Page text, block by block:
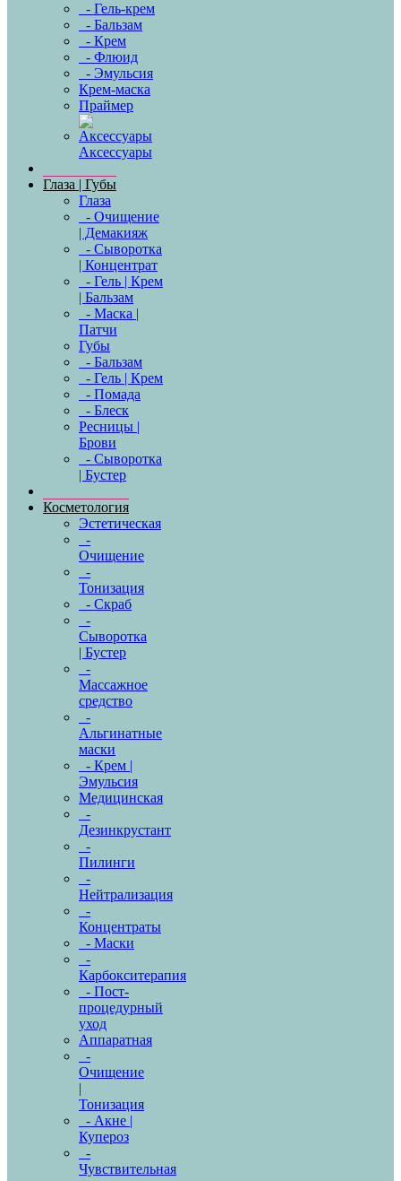
- Гель-крем
- Бальзам
- Крем
- Флюид
- Эмульсия
Крем-маска
Праймер
Аксессуары
Глаза | Губы
Глаза
- Очищение
| Демакияж
- Сыворотка
| Концентрат
- Гель | Крем
| Бальзам
- Маска |
Патчи
Губы
- Бальзам
- Гель | Крем
- Помада
- Блеск
Ресницы |
Брови
- Сыворотка
| Бустер
Косметология
Эстетическая
-
Очищение
-
Тонизация
- Скраб
-
Сыворотка
| Бустер
-
Массажное
средство
-
Альгинатные
маски
- Крем |
Эмульсия
Медицинская
-
Дезинкрустант
-
Пилинги
-
Нейтрализация
-
Концентраты
- Маски
-
Карбокситерапия
- Пост-
процедурный
уход
Аппаратная
-
Очищение
|
Тонизация
- Акне |
Купероз
-
Чувствительная